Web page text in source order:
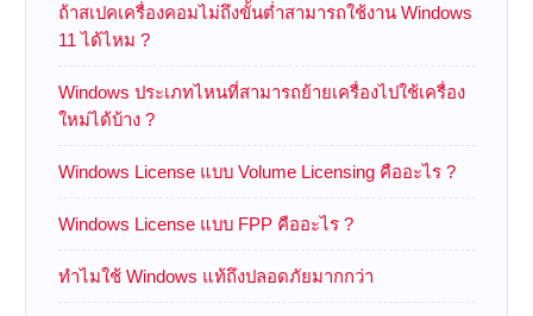
ถ้าสเปคเครื่องคอมไม่ถึงขั้นต่ำสามารถใช้งาน Windows
11 ได้ไหม ?
Windows ประเภทไหนที่สามารถย้ายเครื่องไปใช้เครื่อง
ใหม่ได้บ้าง ?
Windows License แบบ Volume Licensing คืออะไร ?
Windows License แบบ FPP คืออะไร ?
ทำไมใช้ Windows แท้ถึงปลอดภัยมากกว่า